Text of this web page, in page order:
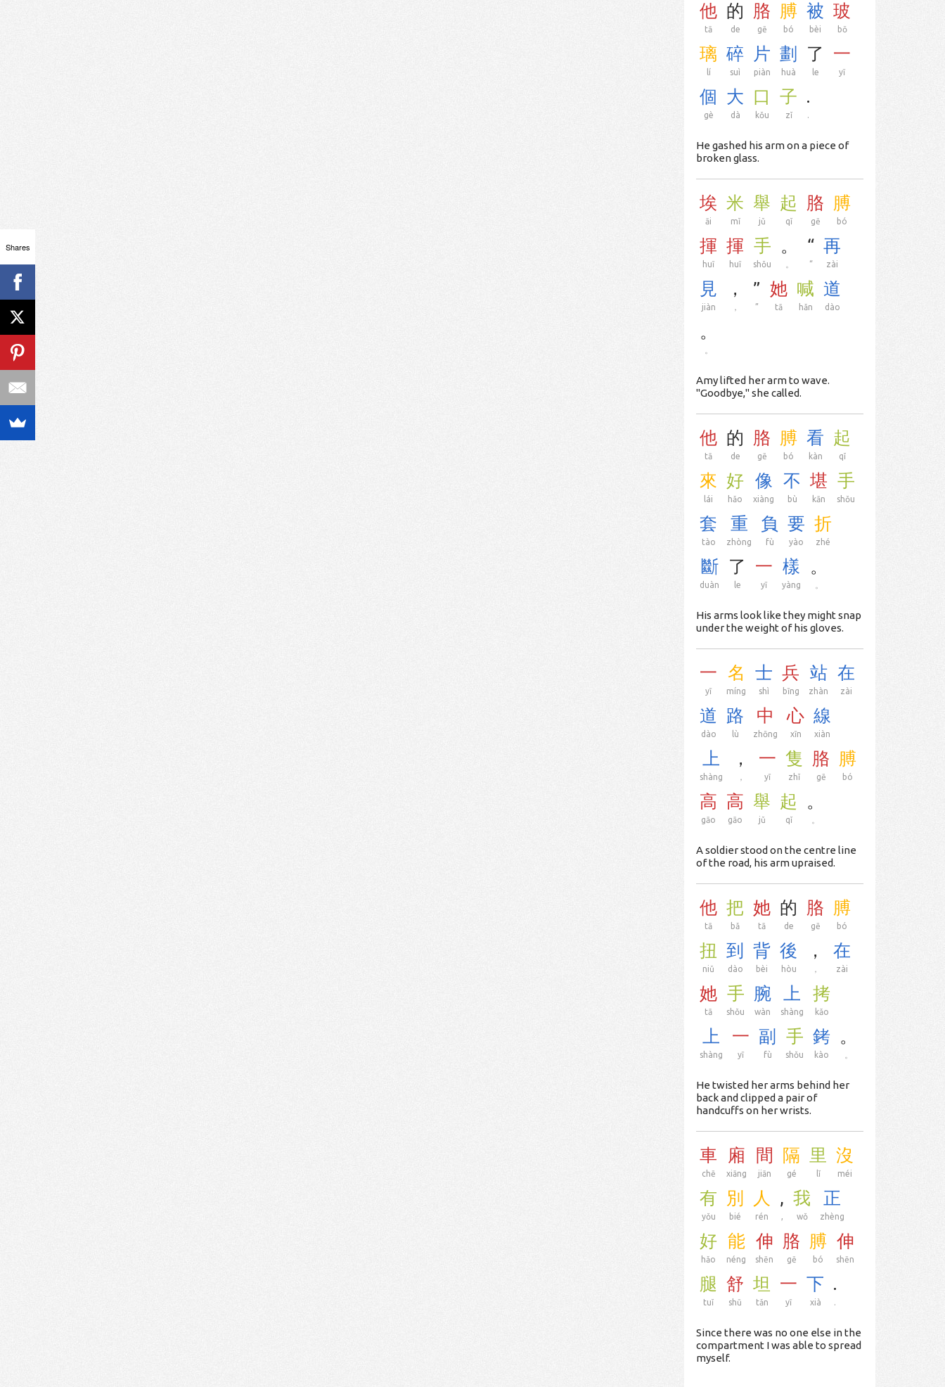
他
tā
的
de
胳
gē
膊
bó
被
bèi
玻
bō
璃
lí
碎
suì
片
piàn
劃
huà
了
le
一
yī
個
gè
大
dà
口
kǒu
子
zǐ
.
.
He gashed his arm on a piece of
broken glass.
埃
āi
米
mǐ
舉
jǔ
起
qǐ
胳
gē
膊
bó
揮
huī
揮
huī
手
shǒu
。 “
“
再
zài
見
jiàn
，
，
”
”
她
tā
喊
hǎn
道
dào
。
Amy lifted her arm to wave.
"Goodbye," she called.
他
tā
的
de
胳
gē
膊
bó
看
kàn
起
qǐ
來
lái
好
hǎo
像
xiàng
不
bù
堪
kān
手
shǒu
套
tào
重
zhòng
負
fù
要
yào
折
zhé
斷
duàn
了
le
一
yī
樣
yàng
。
His arms look like they might snap
under the weight of his gloves.
一
yī
名
míng
士
shì
兵
bīng
站
zhàn
在
zài
道
dào
路
lù
中
zhōng
心
xīn
線
xiàn
上
shàng
，
，
一
yī
隻
zhǐ
胳
gē
膊
bó
高
gāo
高
gāo
舉
jǔ
起
qǐ
。
A soldier stood on the centre line
of the road, his arm upraised.
他
tā
把
bǎ
她
tā
的
de
胳
gē
膊
bó
扭
niǔ
到
dào
背
bèi
後
hòu
，
，
在
zài
她
tā
手
shǒu
腕
wàn
上
shàng
拷
kǎo
上
shàng
一
yī
副
fù
手
shǒu
銬
kào
。
He twisted her arms behind her
back and clipped a pair of
handcuffs on her wrists.
車
chē
廂
xiāng
間
jiān
隔
gé
里
lǐ
沒
méi
有
yǒu
別
bié
人
rén
,
,
我
wǒ
正
zhèng
好
hǎo
能
néng
伸
shēn
胳
gē
膊
bó
伸
shēn
腿
tuǐ
舒
shū
坦
tǎn
一
yī
下
xià
.
.
Since there was no one else in the
compartment I was able to spread
myself.
Shares